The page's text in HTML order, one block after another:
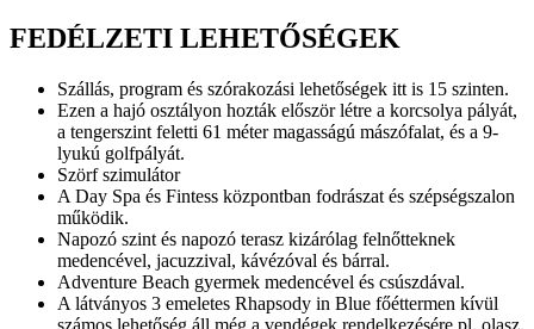
FEDÉLZETI LEHETŐSÉGEK
Szállás, program és szórakozási lehetőségek itt is 15 szinten.
Ezen a hajó osztályon hozták először létre a korcsolya pályát,
a tengerszint feletti 61 méter magasságú mászófalat, és a 9-
lyukú golfpályát.
Szörf szimulátor
A Day Spa és Fintess központban fodrászat és szépségszalon
működik.
Napozó szint és napozó terasz kizárólag felnőtteknek
medencével, jacuzzival, kávézóval és bárral.
Adventure Beach gyermek medencével és csúszdával.
A látványos 3 emeletes Rhapsody in Blue főéttermen kívül